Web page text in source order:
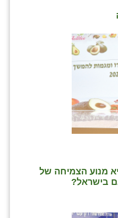
מנוע הצמיחה של
בישראל?